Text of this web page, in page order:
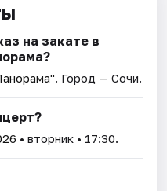
на закате в
. Город — Сочи.
• вторник • 17:30.